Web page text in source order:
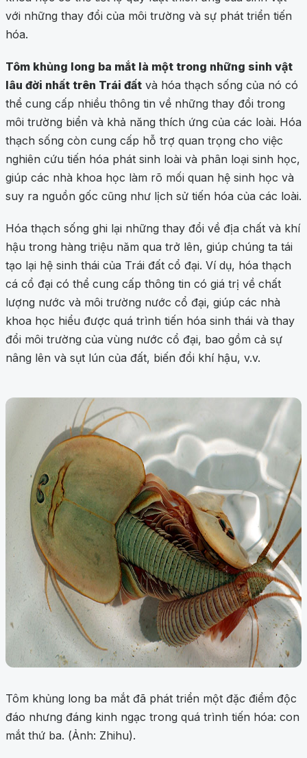
với những thay đổi của môi trường và sự phát triển tiến
hóa.
Tôm khủng long ba mắt là một trong những sinh vật
lâu đời nhất trên Trái đất và hóa thạch sống của nó có
thể cung cấp nhiều thông tin về những thay đổi trong
môi trường biển và khả năng thích ứng của các loài. Hóa
thạch sống còn cung cấp hỗ trợ quan trọng cho việc
nghiên cứu tiến hóa phát sinh loài và phân loại sinh học,
giúp các nhà khoa học làm rõ mối quan hệ sinh học và
suy ra nguồn gốc cũng như lịch sử tiến hóa của các loài.
Hóa thạch sống ghi lại những thay đổi về địa chất và khí
hậu trong hàng triệu năm qua trở lên, giúp chúng ta tái
tạo lại hệ sinh thái của Trái đất cổ đại. Ví dụ, hóa thạch
cá cổ đại có thể cung cấp thông tin có giá trị về chất
lượng nước và môi trường nước cổ đại, giúp các nhà
khoa học hiểu được quá trình tiến hóa sinh thái và thay
đổi môi trường của vùng nước cổ đại, bao gồm cả sự
nâng lên và sụt lún của đất, biến đổi khí hậu, v.v.
Tôm khủng long ba mắt đã phát triển một đặc điểm độc
đáo nhưng đáng kinh ngạc trong quá trình tiến hóa: con
mắt thứ ba. (Ảnh: Zhihu).